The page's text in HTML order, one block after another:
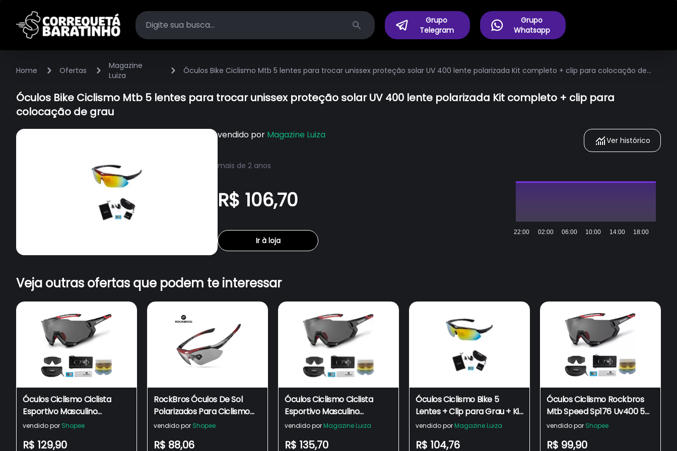
Search
Grupo
Telegram
Grupo
Whatsapp
Home Ofertas
Magazine
Luiza
Óculos Bike Ciclismo Mtb 5 lentes para trocar unissex proteção solar UV 400 lente polarizada Kit completo + clip para colocação de
Óculos Bike Ciclismo Mtb 5 lentes para trocar unissex proteção solar UV 400 lente polarizada Kit completo + clip para
colocação de grau
vendido por Magazine Luiza
mais de 2 anos
R$ 106,70
Ir à loja
Ver histórico
22:00 02:00 06:00 10:00 14:00 18:00
Veja outras ofertas que podem te interessar
Óculos Ciclismo Ciclista
Esportivo Masculino
Feminino Rockbros Bike Mtb
Lentes
vendido por Shopee
R$ 129,90
RockBros Óculos De Sol
Polarizados Para Ciclismo
Ao Ar Livre Esportes
400 5 Lentes
vendido por Shopee
R$ 88,06
Óculos Ciclismo Ciclista
Esportivo Masculino
Feminino Rockbros Bike
Lentes
vendido por Magazine Luiza
R$ 135,70
Óculos Ciclismo Bike 5
Lentes + Clip para Grau + Kit
de acessórios
vendido por Magazine Luiza
R$ 104,76
Óculos Ciclismo Rockbros
Mtb Speed Sp176 Uv400 5
Lentes Cor Da Armação
Lentes De Qualidade
vendido por Shopee
R$ 99,90